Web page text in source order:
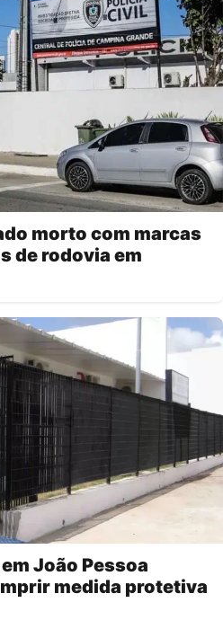
morto com marcas
de rodovia em
João Pessoa
medida protetiva